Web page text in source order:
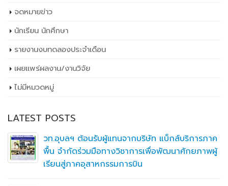
จดหมายข่าว
นักเรียน นักศึกษา
รายงานงบทดลองประจำเดือน
เผยเเพร่ผลงาน/งานวิจัย
ไม่มีหมวดหมู่
LATEST POSTS
วท.อุบลฯ ต้อนรับผู้แทนจากบริษัท แบ็กส์บริการภาค
พื้น จำกัดร่วมมือทางวิชาการเพื่อพัฒนาศักยภาพผู้
เรียนสู่ภาคอุสาหกรรมการบิน